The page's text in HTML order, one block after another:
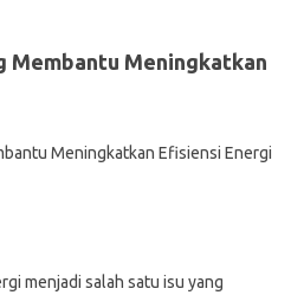
Membantu Meningkatkan
menjadi salah satu isu yang